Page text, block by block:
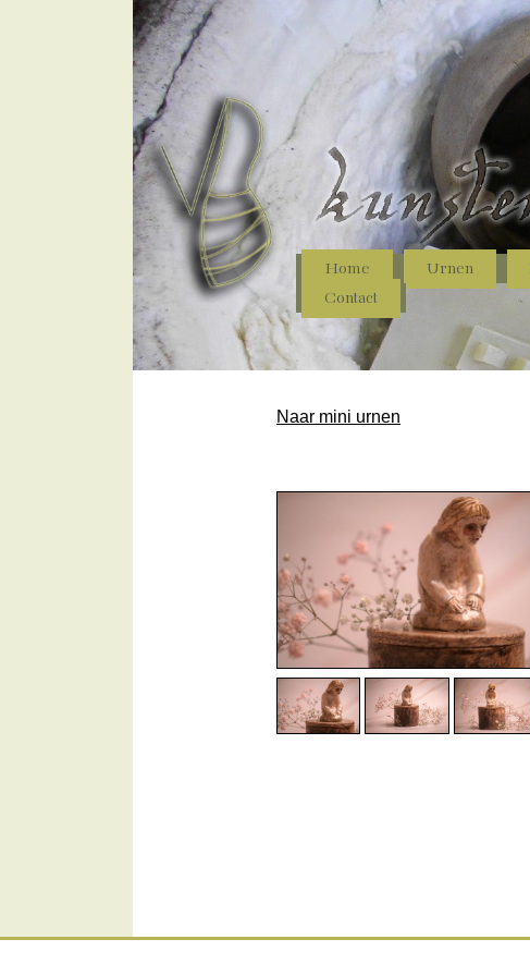
Home Urnen
Contact
Naar mini urnen